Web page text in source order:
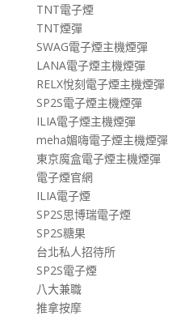
TNT電子煙
TNT煙彈
SWAG電子煙主機煙彈
LANA電子煙主機煙彈
RELX悅刻電子煙主機煙彈
SP2S電子煙主機煙彈
ILIA電子煙主機煙彈
meha媚嗨電子煙主機煙彈
東京魔盒電子煙主機煙彈
電子煙官網
ILIA電子煙
SP2S思博瑞電子煙
SP2S糖果
台北私人招待所
SP2S電子煙
八大兼職
推拿按摩